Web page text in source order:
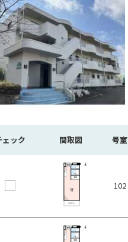
ェック 間取図 号室
102